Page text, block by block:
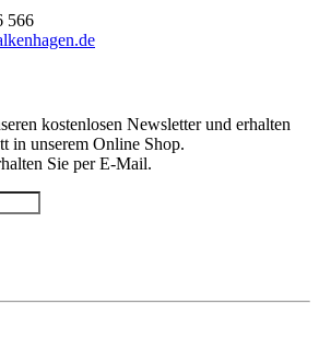
566
kostenlosen Newsletter und erhalten
in unserem Online Shop.
Sie per E-Mail.